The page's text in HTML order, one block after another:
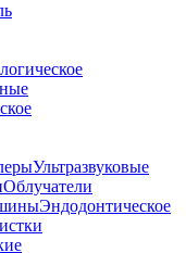
Ультразвуковые
Облучатели
Эндодонтическое